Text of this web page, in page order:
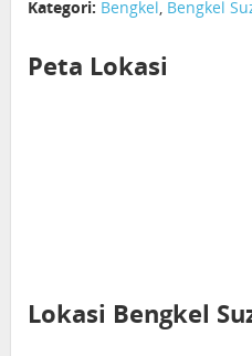
Kategori: Bengkel, Bengkel
Peta Lokasi
Lokasi Bengkel